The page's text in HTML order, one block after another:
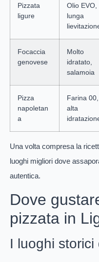
Pizzata
ligure
Olio EVO,
lunga
Focaccia
genovese
Molto
idratato,
salamoia
Pizza
napoletan
a
Farina 00,
alta
Una volta compresa la
luoghi migliori dove
autentica.
Dove
pizzata in
I luoghi